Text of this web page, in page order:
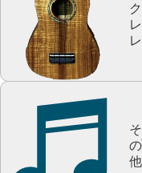
ク
レ
レ
そ
の
他